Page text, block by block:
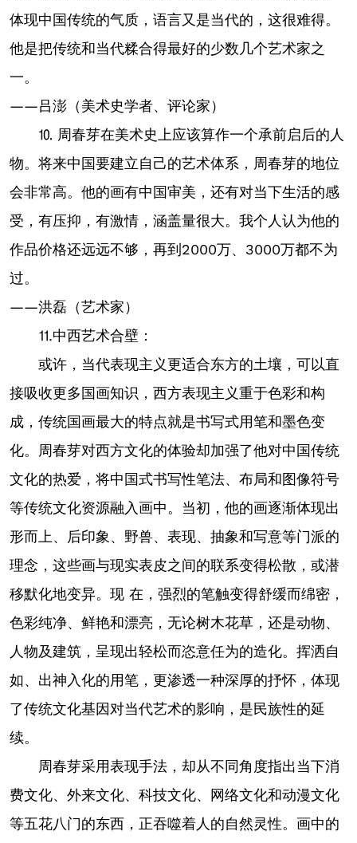
体现中国传统的气质，语言又是当代的，这很难得。
他是把传统和当代糅合得最好的少数几个艺术家之
一。
——吕澎（美术史学者、评论家）
⒑ 周春芽在美术史上应该算作一个承前启后的人
物。将来中国要建立自己的艺术体系，周春芽的地位
会非常高。他的画有中国审美，还有对当下生活的感
受，有压抑，有激情，涵盖量很大。我个人认为他的
作品价格还远远不够，再到2000万、3000万都不为
过。
——洪磊（艺术家）
⒒中西艺术合壁：
或许，当代表现主义更适合东方的土壤，可以直
接吸收更多国画知识，西方表现主义重于色彩和构
成，传统国画最大的特点就是书写式用笔和墨色变
化。周春芽对西方文化的体验却加强了他对中国传统
文化的热爱，将中国式书写性笔法、布局和图像符号
等传统文化资源融入画中。当初，他的画逐渐体现出
形而上、后印象、野兽、表现、抽象和写意等门派的
理念，这些画与现实表皮之间的联系变得松散，或潜
移默化地变异。现 在，强烈的笔触变得舒缓而绵密，
色彩纯净、鲜艳和漂亮，无论树木花草，还是动物、
人物及建筑，呈现出轻松而恣意任为的造化。挥洒自
如、出神入化的用笔，更渗透一种深厚的抒怀，体现
了传统文化基因对当代艺术的影响，是民族性的延
续。
周春芽采用表现手法，却从不同角度指出当下消
费文化、外来文化、科技文化、网络文化和动漫文化
等五花八门的东西，正吞噬着人的自然灵性。画中的